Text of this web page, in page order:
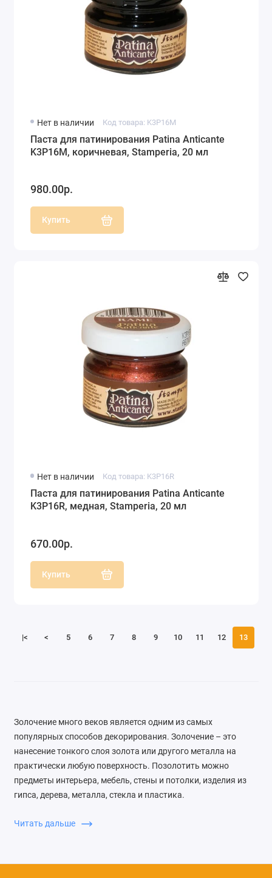
Нет в наличии Код товара: K3P16M
Паста для патинирования Patina Anticante
K3P16M, коричневая, Stamperia, 20 мл
980.00р.
Купить
Нет в наличии Код товара: K3P16R
Паста для патинирования Patina Anticante
K3P16R, медная, Stamperia, 20 мл
670.00р.
Купить
|< < 5 6 7 8 9 10 11 12 13
Золочение много веков является одним из самых
популярных способов декорирования. Золочение – это
нанесение тонкого слоя золота или другого металла на
практически любую поверхность. Позолотить можно
предметы интерьера, мебель, стены и потолки, изделия из
гипса, дерева, металла, стекла и пластика.
Различают три основные разновидности золочения:
Читать дальше